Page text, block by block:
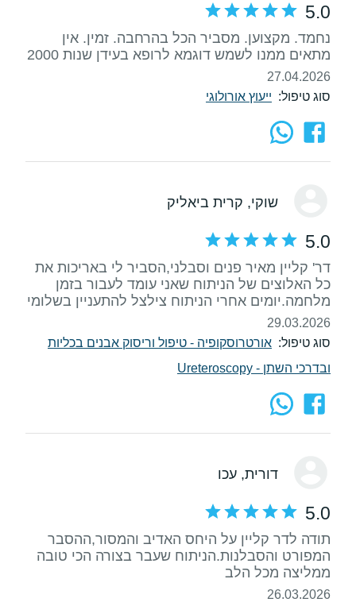
5.0
נחמד. מקצוען. מסביר הכל בהרחבה. זמין. אין
מתאים ממנו לשמש דוגמא לרופא בעידן שנות 2000
27.04.2026
סוג טיפול: ייעוץ אורולוגי
שוקי, קרית ביאליק
5.0
דר' קליין מאיר פנים וסבלני,הסביר לי באריכות את
כל האלוצים של הניתוח שאני עומד לעבור בזמן
מלחמה.יומים אחרי הניתוח צילצל להתעניין בשלומי
29.03.2026
סוג טיפול: אורטרוסקופיה - טיפול וריסוק אבנים בכליות
ובדרכי השתן - Ureteroscopy
דורית, עכו
5.0
תודה לדר קליין על היחס האדיב והמסור,ההסבר
המפורט והסבלנות.הניתוח שעבר בצורה הכי טובה
ממליצה מכל הלב
26.03.2026